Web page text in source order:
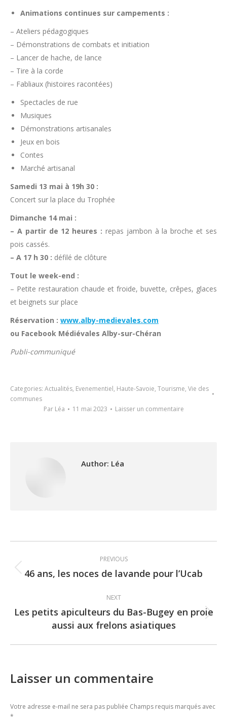
Animations continues sur campements :
– Ateliers pédagogiques
– Démonstrations de combats et initiation
– Lancer de hache, de lance
– Tire à la corde
– Fabliaux (histoires racontées)
Spectacles de rue
Musiques
Démonstrations artisanales
Jeux en bois
Contes
Marché artisanal
Samedi 13 mai à 19h 30 :
Concert sur la place du Trophée
Dimanche 14 mai :
– A partir de 12 heures : repas jambon à la broche et ses
pois cassés.
– A 17 h 30 : défilé de clôture
Tout le week-end :
– Petite restauration chaude et froide, buvette, crêpes, glaces
et beignets sur place
Réservation : www.alby-medievales.com
ou Facebook Médiévales Alby-sur-Chéran
Publi-communiqué
Categories: Actualités, Evenementiel, Haute-Savoie, Tourisme, Vie des
communes
Par Léa 11 mai 2023 Laisser un commentaire
Author: Léa
navigation
PREVIOUS
Previous
46 ans, les noces de lavande pour l’Ucab
NEXT
Next
post:
Les petits apiculteurs du Bas-Bugey en proie
aussi aux frelons asiatiques
Laisser un commentaire
Votre adresse e-mail ne sera pas publiée Champs requis marqués avec
*